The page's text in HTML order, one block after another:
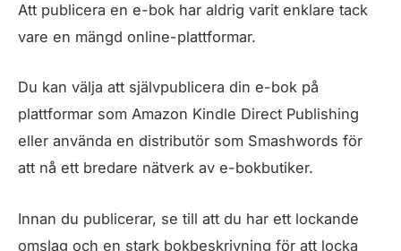
Att publicera en e-bok har aldrig varit enklare tack
vare en mängd online-plattformar.
Du kan välja att självpublicera din e-bok på
plattformar som Amazon Kindle Direct Publishing
eller använda en distributör som Smashwords för
att nå ett bredare nätverk av e-bokbutiker.
Innan du publicerar, se till att du har ett lockande
omslag och en stark bokbeskrivning för att locka